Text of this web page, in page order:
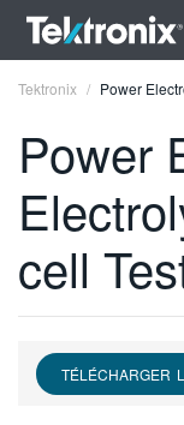
ENGLISH
FRANÇAIS
VIỆT NAM
Tektronix Power
Power
cell
TÉLÉCHARGER